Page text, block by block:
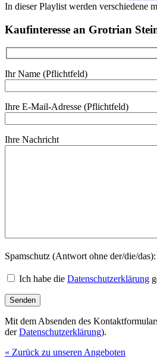
In dieser Playlist werden verschiedene
Kaufinteresse an Grotrian
Ihr Name (Pflichtfeld)
Ihre E-Mail-Adresse (Pflichtfeld)
Ihre Nachricht
Spamschutz (Antwort ohne der/die/das):
Ich habe die Datenschutzerklärung
Mit dem Absenden des
derDatenschutzerklärung).
« Zurück zu unseren Angeboten